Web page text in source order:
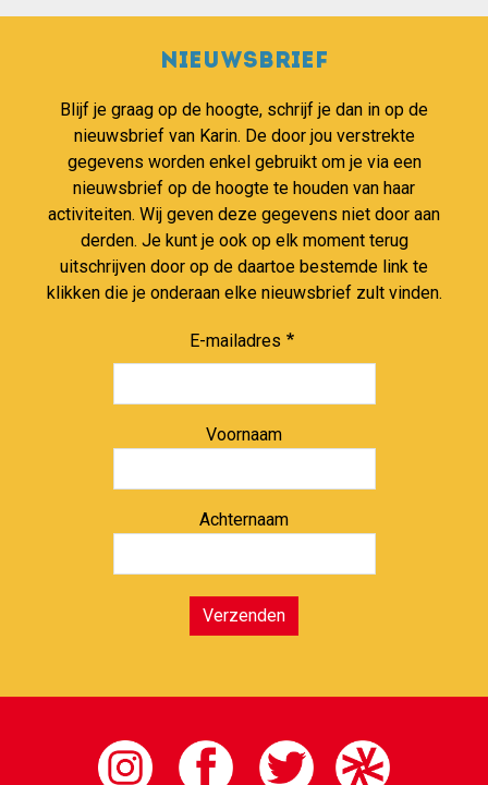
Nieuwsbrief
Blijf je graag op de hoogte, schrijf je dan in op de
nieuwsbrief van Karin. De door jou verstrekte
gegevens worden enkel gebruikt om je via een
nieuwsbrief op de hoogte te houden van haar
activiteiten. Wij geven deze gegevens niet door aan
derden. Je kunt je ook op elk moment terug
uitschrijven door op de daartoe bestemde link te
klikken die je onderaan elke nieuwsbrief zult vinden.
E-mailadres
Voornaam
Achternaam
Verzenden